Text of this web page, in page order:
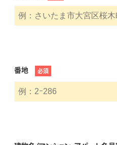
番地 必須